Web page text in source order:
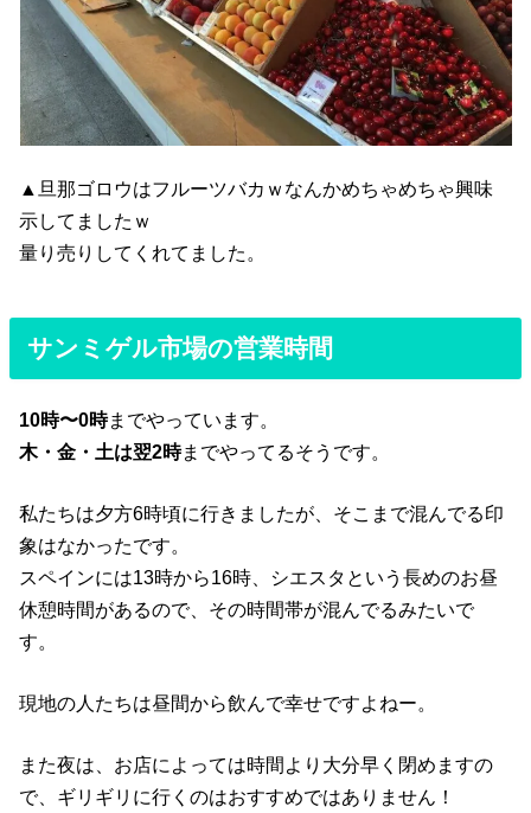
▲旦那ゴロウはフルーツバカｗなんかめちゃめちゃ興味
示してましたｗ
量り売りしてくれてました。
サンミゲル市場の営業時間
10時〜0時までやっています。
木・金・土は翌2時までやってるそうです。
私たちは夕方6時頃に行きましたが、そこまで混んでる印
象はなかったです。
スペインには13時から16時、シエスタという長めのお昼
休憩時間があるので、その時間帯が混んでるみたいで
す。
現地の人たちは昼間から飲んで幸せですよねー。
また夜は、お店によっては時間より大分早く閉めますの
で、ギリギリに行くのはおすすめではありません！